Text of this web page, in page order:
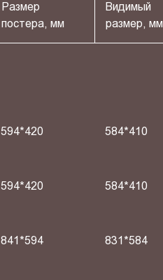
Размер
постера, мм
Видимый
размер, мм
594*420 584*410
594*420 584*410
841*594 831*584